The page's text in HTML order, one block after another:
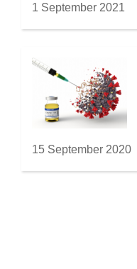
1 September 2021
15 September 2020